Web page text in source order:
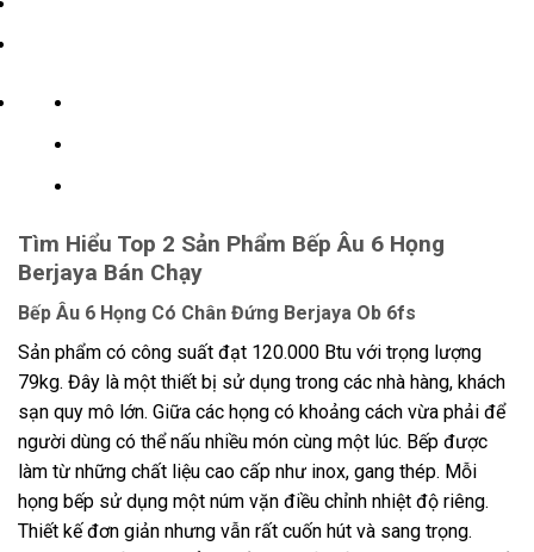
Tìm Hiểu Top 2 Sản Phẩm Bếp Âu 6 Họng
Berjaya Bán Chạy
Bếp Âu 6 Họng Có Chân Đứng Berjaya Ob 6fs
Sản phẩm có công suất đạt 120.000 Btu với trọng lượng
79kg. Đây là một thiết bị sử dụng trong các nhà hàng, khách
sạn quy mô lớn. Giữa các họng có khoảng cách vừa phải để
người dùng có thể nấu nhiều món cùng một lúc. Bếp được
làm từ những chất liệu cao cấp như inox, gang thép. Mỗi
họng bếp sử dụng một núm vặn điều chỉnh nhiệt độ riêng.
Thiết kế đơn giản nhưng vẫn rất cuốn hút và sang trọng.